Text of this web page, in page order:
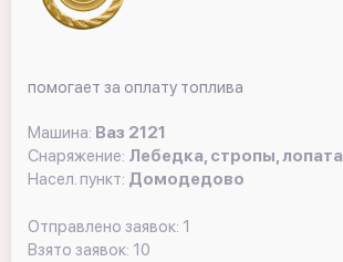
помогает за оплату топлива
Машина: Ваз 2121
Снаряжение: Лебедка, стропы, лопата
Насел. пункт: Домодедово
Отправлено заявок: 1
Взято заявок: 10